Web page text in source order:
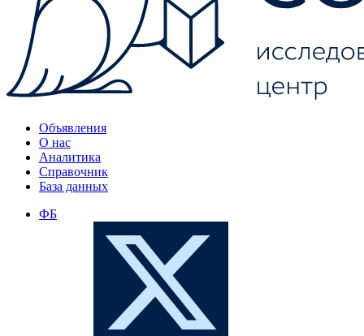
Объявления
О нас
Аналитика
Справочник
База данных
ФБ